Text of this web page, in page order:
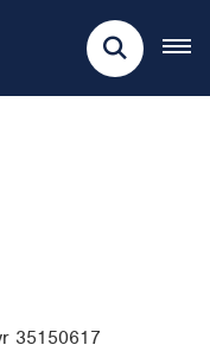
35150617